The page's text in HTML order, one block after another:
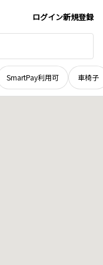
ログイン新規登録
SmartPay利用可 車椅子